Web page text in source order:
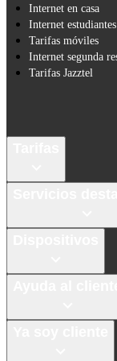
Internet en casa
Internet estudiantes
Tarifas móviles
Internet segunda
Tarifas Jazztel